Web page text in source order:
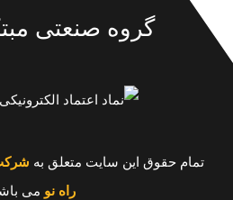
گروه صنعتی
تمام حقوق این سایت متعلق به
راه نو می